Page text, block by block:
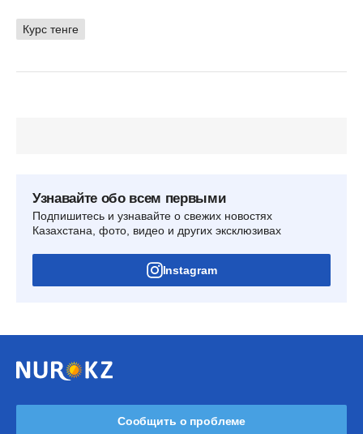
Курс тенге
Узнавайте обо всем первыми
Подпишитесь и узнавайте о свежих новостях
Казахстана, фото, видео и других эксклюзивах
Instagram
Сообщить о проблеме